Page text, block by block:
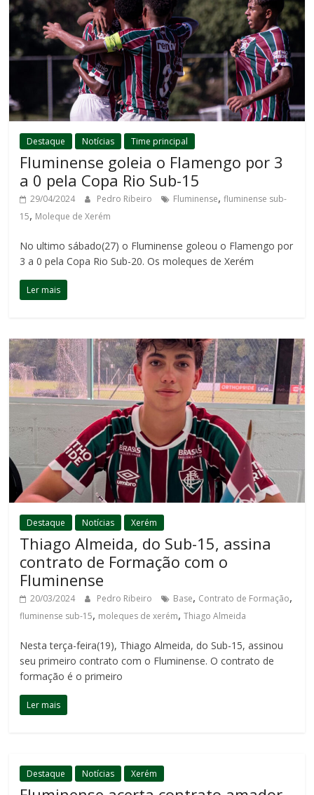
Destaque Notícias Time principal
Fluminense goleia o Flamengo por 3
a 0 pela Copa Rio Sub-15
29/04/2024 Pedro Ribeiro Fluminense,fluminense sub-
15, Moleque de Xerém
No ultimo sábado(27) o Fluminense goleou o Flamengo por
3 a 0 pela Copa Rio Sub-20. Os moleques de Xerém
Ler mais
Destaque Notícias Xerém
Thiago Almeida, do Sub-15, assina
contrato de Formação com o
Fluminense
20/03/2024 Pedro Ribeiro Base, Contrato de Formação,
fluminense sub-15, moleques de xerém,Thiago Almeida
Nesta terça-feira(19), Thiago Almeida, do Sub-15, assinou
seu primeiro contrato com o Fluminense. O contrato de
formação é o primeiro
Ler mais
Destaque Notícias Xerém